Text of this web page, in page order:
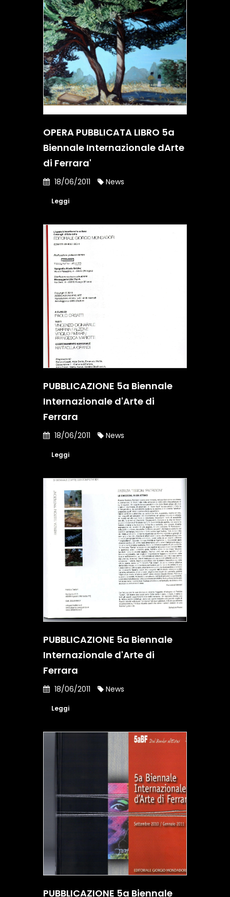
OPERA PUBBLICATA LIBRO 5a
Biennale Internazionale dArte
di Ferrara'
18/06/2011 News
Leggi
PUBBLICAZIONE 5a Biennale
Internazionale d'Arte di
Ferrara
18/06/2011 News
Leggi
PUBBLICAZIONE 5a Biennale
Internazionale d'Arte di
Ferrara
18/06/2011 News
Leggi
PUBBLICAZIONE 5a Biennale